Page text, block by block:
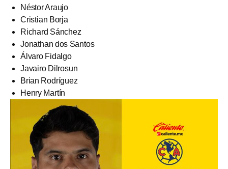
Néstor Araujo
Cristian Borja
Richard Sánchez
Jonathan dos Santos
Álvaro Fidalgo
Javairo Dilrosun
Brian Rodríguez
Henry Martín